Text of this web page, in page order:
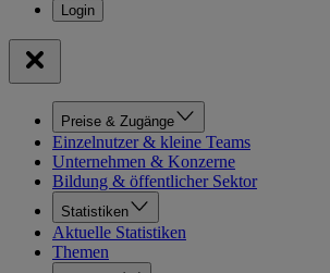
Preise & Zugänge
Einzelnutzer & kleine Teams
Unternehmen & Konzerne
Bildung & öffentlicher Sektor
Statistiken
Aktuelle Statistiken
Themen